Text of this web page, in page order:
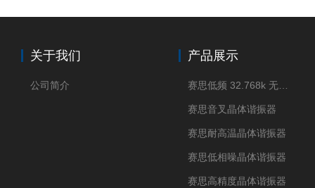
关于我们
公司简介
产品展示
赛思音叉晶体谐振器
赛思耐高温晶体谐振器
赛思低相噪晶体谐振器
赛思高精度晶体谐振器